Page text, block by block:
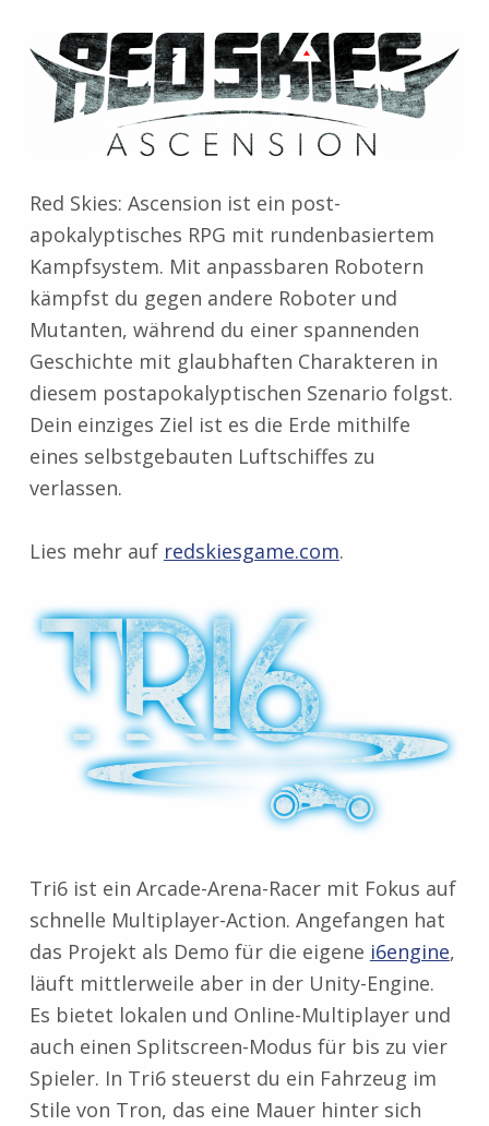
Red Skies: Ascension ist ein post-
apokalyptisches RPG mit rundenbasiertem
Kampfsystem. Mit anpassbaren Robotern
kämpfst du gegen andere Roboter und
Mutanten, während du einer spannenden
Geschichte mit glaubhaften Charakteren in
diesem postapokalyptischen Szenario folgst.
Dein einziges Ziel ist es die Erde mithilfe
eines selbstgebauten Luftschiffes zu
verlassen.
Lies mehr auf redskiesgame.com.
Tri6 ist ein Arcade-Arena-Racer mit Fokus auf
schnelle Multiplayer-Action. Angefangen hat
das Projekt als Demo für die eigene i6engine,
läuft mittlerweile aber in der Unity-Engine.
Es bietet lokalen und Online-Multiplayer und
auch einen Splitscreen-Modus für bis zu vier
Spieler. In Tri6 steuerst du ein Fahrzeug im
Stile von Tron, das eine Mauer hinter sich